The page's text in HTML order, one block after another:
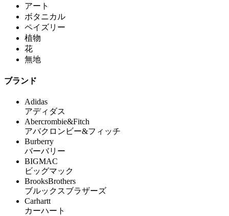
アート
ボタニカル
ペイズリー
植物
花
無地
ブランド
Adidas
アディダス
Abercrombie&Fitch
アバクロンビー&フィッチ
Burberry
バーバリー
BIGMAC
ビッグマック
BrooksBrothers
ブルックスブラザーズ
Carhartt
カーハート